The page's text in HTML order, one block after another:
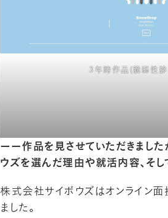
3年時作品(脆弱性
ーー作品を見させていただきまし
ウズを選んだ理由や就活内容、そし
株式会社サイボウズはオンライン
ました。